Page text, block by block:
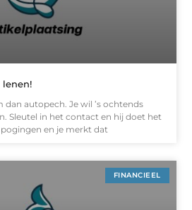
lenen!
dan autopech. Je wil ’s ochtends
Sleutel in het contact en hij doet het
en je merkt dat
FINANCIEEL